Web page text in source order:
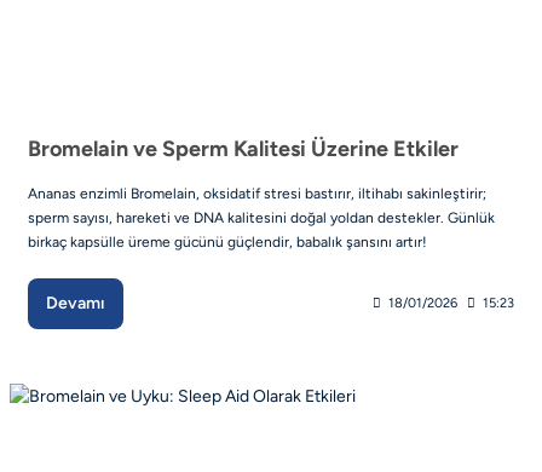
Bromelain ve Sperm Kalitesi Üzerine Etkiler
Ananas enzimli Bromelain, oksidatif stresi bastırır, iltihabı sakinleştirir;
sperm sayısı, hareketi ve DNA kalitesini doğal yoldan destekler. Günlük
birkaç kapsülle üreme gücünü güçlendir, babalık şansını artır!
Devamı 18/01/2026 15:23